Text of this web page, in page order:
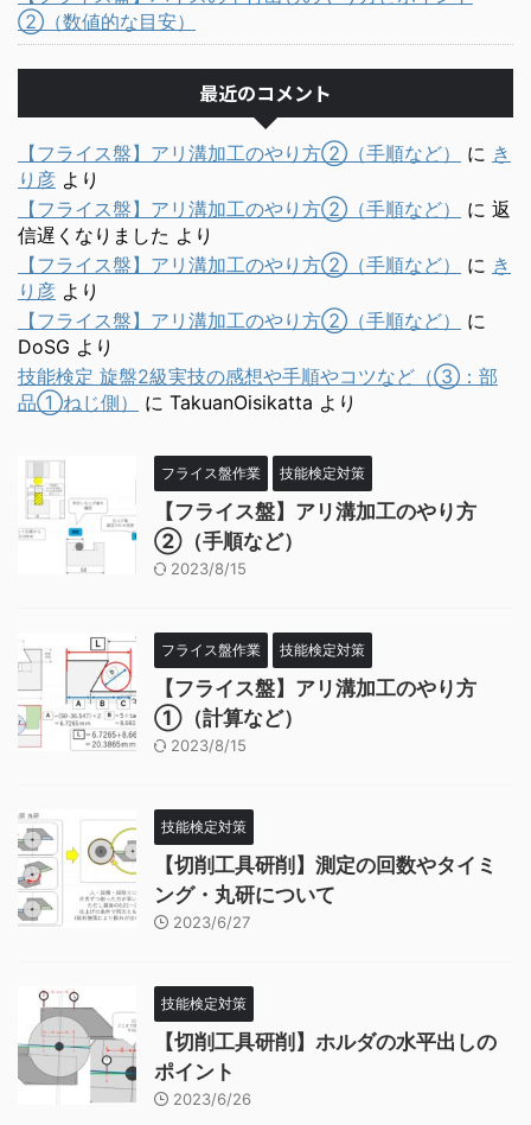
②（数値的な目安）
最近のコメント
【フライス盤】アリ溝加工のやり方②（手順など） に き
り彦 より
【フライス盤】アリ溝加工のやり方②（手順など）
に 返
信遅くなりました より
【フライス盤】アリ溝加工のやり方②（手順など）
に き
り彦 より
【フライス盤】アリ溝加工のやり方②（手順など）
に
DoSG より
技能検定 旋盤2級実技の感想や手順やコツなど（③：部
品①ねじ側）
に TakuanOisikatta より
フライス盤作業 技能検定対策
【フライス盤】アリ溝加工のやり方
②（手順など）
2023/8/15
フライス盤作業 技能検定対策
【フライス盤】アリ溝加工のやり方
①（計算など）
2023/8/15
技能検定対策
【切削工具研削】測定の回数やタイミ
ング・丸研について
2023/6/27
技能検定対策
【切削工具研削】ホルダの水平出しの
ポイント
2023/6/26